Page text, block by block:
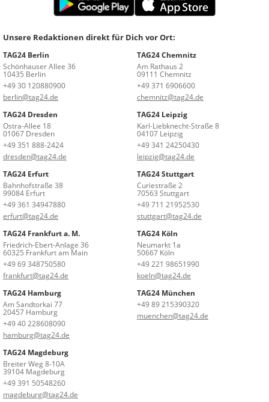
Unsere Redaktionen direkt für Dich vor Ort:
TAG24 Berlin
Schönhauser Allee 36
10435 Berlin
+49 30 120880900
berlin@tag24.de
TAG24 Chemnitz
Am Rathaus 2
09111 Chemnitz
+49 371 6906600
chemnitz@tag24.de
TAG24 Dresden
Ostra-Allee 18
01067 Dresden
+49 351 888-2424
dresden@tag24.de
TAG24 Leipzig
Karl-Liebknecht-Straße 8
04107 Leipzig
+49 341 24250430
leipzig@tag24.de
TAG24 Erfurt
Bahnhofstraße 38
99084 Erfurt
+49 361 34947880
erfurt@tag24.de
TAG24 Stuttgart
Curiestraße 2
70563 Stuttgart
+49 711 21952530
stuttgart@tag24.de
TAG24 Frankfurt a. M.
Friedrich-Ebert-Anlage 36
60325 Frankfurt am Main
+49 69 348750580
frankfurt@tag24.de
TAG24 Köln
Neumarkt 1a
50667 Köln
+49 221 98651990
koeln@tag24.de
TAG24 Hamburg
Am Sandtorkai 77
20457 Hamburg
+49 40 228608090
hamburg@tag24.de
TAG24 München
+49 89 215390320
muenchen@tag24.de
TAG24 Magdeburg
Breiter Weg 8-10A
39104 Magdeburg
+49 391 50548260
magdeburg@tag24.de